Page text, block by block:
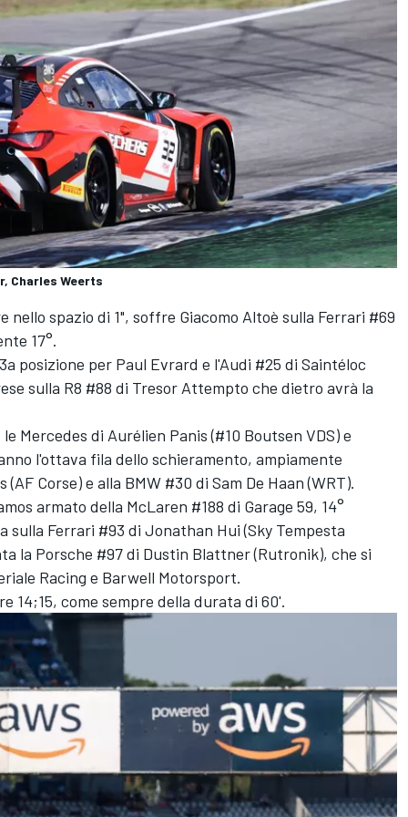
Charles Weerts
spazio di 1", soffre Giacomo Altoè sulla Ferrari #69
17°.
posizione per Paul Evrard e l'Audi #25 di Saintéloc
sulla R8 #88 di Tresor Attempto che dietro avrà la
Mercedes di Aurélien Panis (#10 Boutsen VDS) e
l'ottava fila dello schieramento, ampiamente
Corse) e alla BMW #30 di Sam De Haan (WRT).
armato della McLaren #188 di Garage 59, 14°
sulla Ferrari #93 di Jonathan Hui (Sky Tempesta
la Porsche #97 di Dustin Blattner (Rutronik), che si
Racing e Barwell Motorsport.
14;15, come sempre della durata di 60'.